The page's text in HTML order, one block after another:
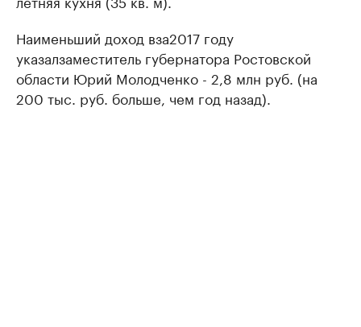
Наименьший доход вза2017 году
указалзаместитель губернатора Ростовской
области Юрий Молодченко - 2,8 млн руб. (на
200 тыс. руб. больше, чем год назад).